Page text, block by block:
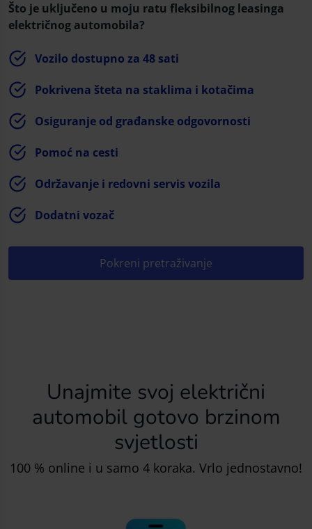
Što je uključeno u moju ratu fleksibilnog leasinga
električnog automobila?
Vozilo dostupno za 48 sati
Pokrivena šteta na staklima i kotačima
Osiguranje od građanske odgovornosti
Pomoć na cesti
Održavanje i redovni servis vozila
Dodatni vozač
Pokreni pretraživanje
Unajmite svoj električni
automobil gotovo brzinom
svjetlosti
100 % online i u samo 4 koraka. Vrlo jednostavno!